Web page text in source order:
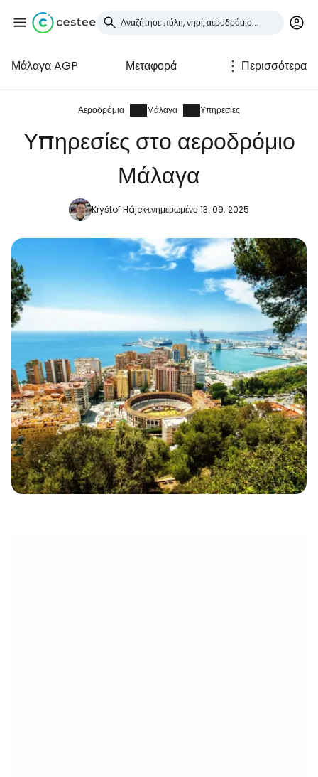
Μάλαγα AGP Μεταφορά Περισσότερα
Αεροδρόμια Μάλαγα Υπηρεσίες
Υπηρεσίες στο αεροδρόμιο
Μάλαγα
Kryštof Hájekενημερωμένο 13. 09. 2025
Συνδεθείτε στο Cestee
... η παγκόσμια ταξιδιωτική κοινότητα
Συνεχίστε με την Google
Συνεχίστε με το Facebook
Συνεχίστε με email